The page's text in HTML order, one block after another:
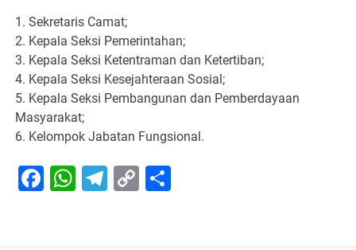
1. Sekretaris Camat;
2. Kepala Seksi Pemerintahan;
3. Kepala Seksi Ketentraman dan Ketertiban;
4. Kepala Seksi Kesejahteraan Sosial;
5. Kepala Seksi Pembangunan dan Pemberdayaan
Masyarakat;
6. Kelompok Jabatan Fungsional.
Facebook
WhatsApp
Telegram
Copy